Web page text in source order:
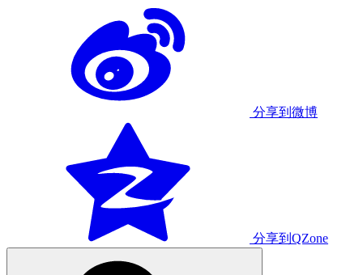
分享到微博
分享到QZone